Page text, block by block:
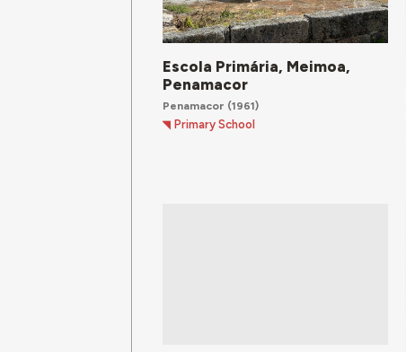
Escola Primária, Meimoa,
Penamacor
Penamacor (1961)
Primary School